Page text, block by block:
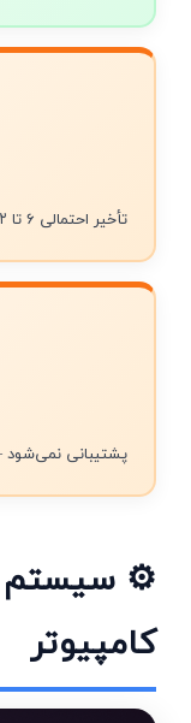
تأخیر احتمالی ۶ تا ۱۲ ماه
پشتیبانی
کامپیوتر